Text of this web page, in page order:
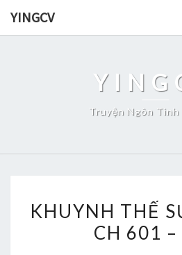
YINGCV
Truyện Ngôn
THẾ
KHUYNH THẾ
CH 601 –